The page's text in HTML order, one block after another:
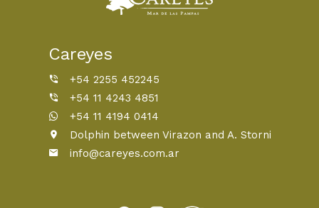
Careyes
+54 2255 452245
+54 11 4243 4851
+54 11 4194 0414
Dolphin between Virazon and A. Storni
info@careyes.com.ar